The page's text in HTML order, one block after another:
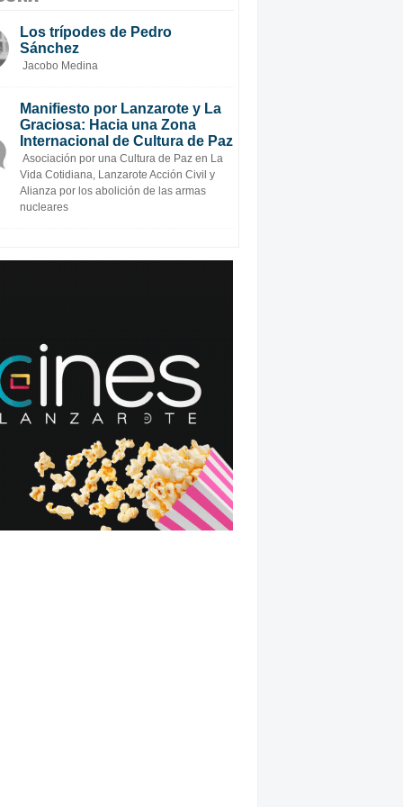
Los trípodes de Pedro
Sánchez
Jacobo Medina
Manifiesto por Lanzarote y La
Graciosa: Hacia una Zona
Internacional de Cultura de Paz
Asociación por una Cultura de Paz en La
Vida Cotidiana, Lanzarote Acción Civil y
Alianza por los abolición de las armas
nucleares